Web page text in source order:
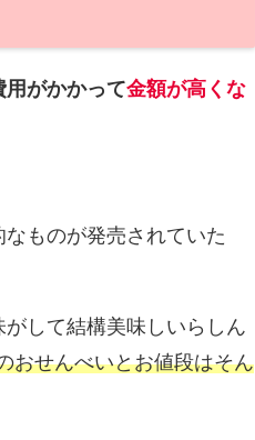
用がかかって金額が高くな
ものが発売されていた
して結構美味しいらしん
おせんべいとお値段はそん